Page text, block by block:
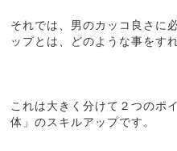
それでは、男のカッコ良さに
ップとは、どのような事をす
これは大きく分けて２つのポ
体」のスキルアップです。